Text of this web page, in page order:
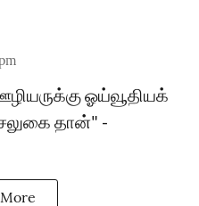
ஓய்வூதியக்
தான்" -